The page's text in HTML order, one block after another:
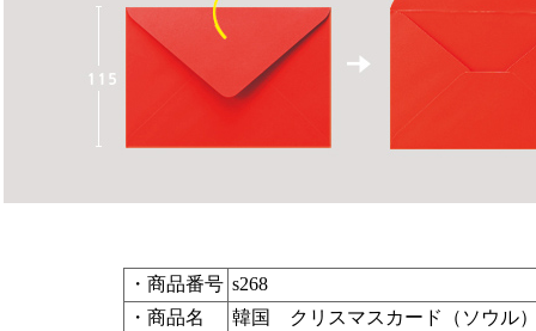
・商品番号 s268
・商品名
韓国 クリスマスカード（ソウル